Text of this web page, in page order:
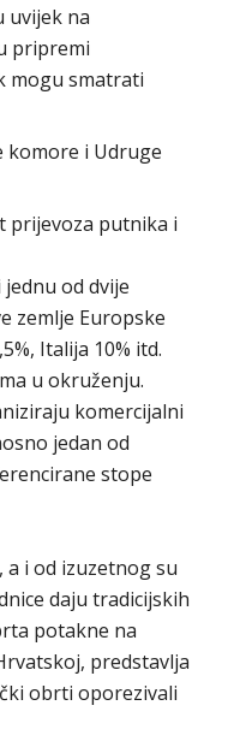
uvijek na
pripremi
mogu smatrati
komore i Udruge
prijevoza putnika i
od dvije
zemlje Europske
Italija 10% itd.
u okruženju.
komercijalni
jedan od
stope
i od izuzetnog su
daju tradicijskih
potakne na
predstavlja
obrti oporezivali